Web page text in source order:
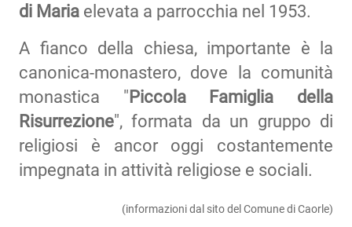
di Maria elevata a parrocchia nel 1953.
A fianco della chiesa, importante è la
canonica-monastero, dove la comunità
monastica "Piccola Famiglia della
Risurrezione", formata da un gruppo di
religiosi è ancor oggi costantemente
impegnata in attività religiose e sociali.
(informazioni dal sito del Comune di Caorle)